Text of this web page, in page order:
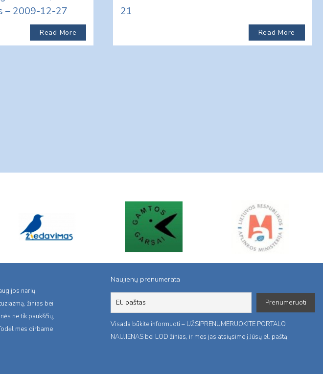
– 2009-12-27
Read More
21
Read More
narių
žinias bei
ne tik paukščių,
mes dirbame
Naujienų prenumerata
Visada būkite informuoti – UŽSIPRENUMERUOKITE PORTALO
NAUJIENAS bei LOD žinias, ir mes jas atsiųsime į Jūsų el. paštą.